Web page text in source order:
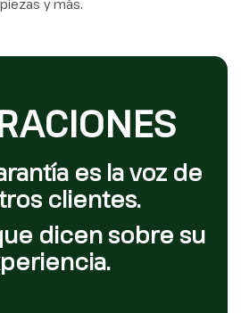
piezas y más.
es la voz de
clientes.
dicen sobre su